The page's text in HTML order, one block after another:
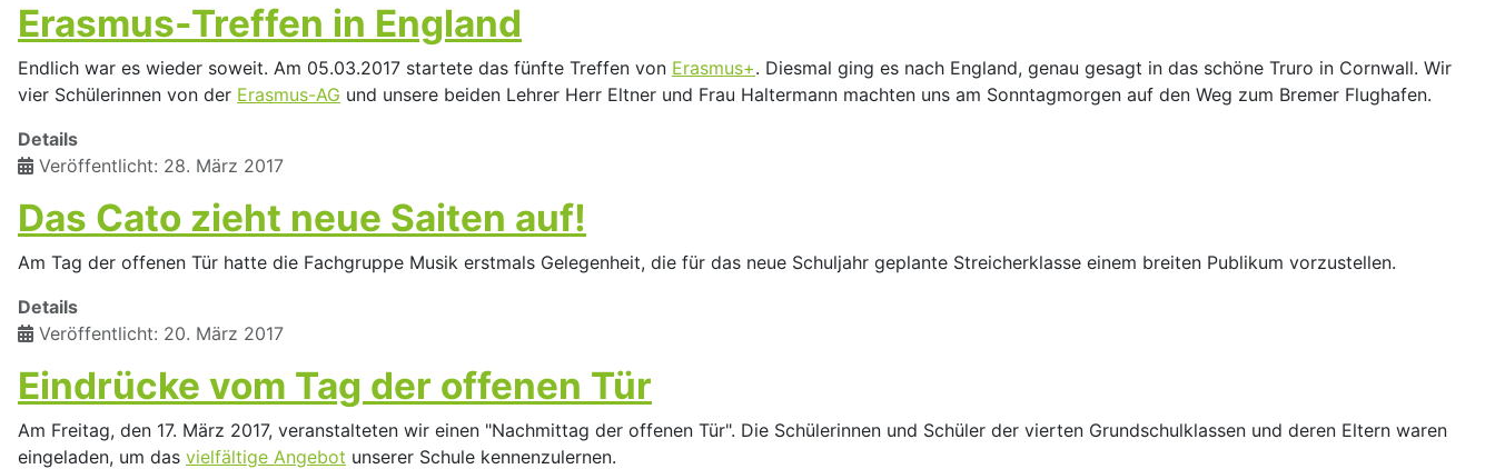
Erasmus-Treffen in England
Endlich war es wieder soweit. Am 05.03.2017 startete das fünfte Treffen von Erasmus+. Diesmal ging es nach England, genau gesagt in das schöne Truro in Cornwall. Wir
vier Schülerinnen von der Erasmus-AG und unsere beiden Lehrer Herr Eltner und Frau Haltermann machten uns am Sonntagmorgen auf den Weg zum Bremer Flughafen.
Details
Veröffentlicht: 28. März 2017
Das Cato zieht neue Saiten auf!
Am Tag der offenen Tür hatte die Fachgruppe Musik erstmals Gelegenheit, die für das neue Schuljahr geplante Streicherklasse einem breiten Publikum vorzustellen.
Details
Veröffentlicht: 20. März 2017
Eindrücke vom Tag der offenen Tür
Am Freitag, den 17. März 2017, veranstalteten wir einen "Nachmittag der offenen Tür". Die Schülerinnen und Schüler der vierten Grundschulklassen und deren Eltern waren
eingeladen, um das vielfältige Angebot unserer Schule kennenzulernen.